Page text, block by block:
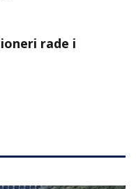
rade i